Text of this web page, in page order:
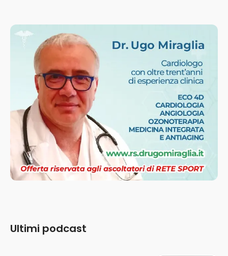
Ultimi podcast